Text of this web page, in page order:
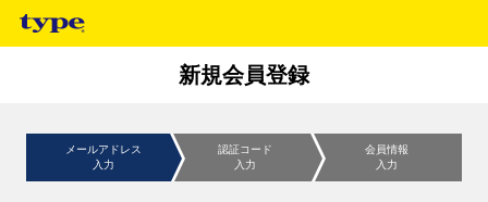
新規会員登録
メールアドレス
入力
認証コード
入力
会員情報
入力